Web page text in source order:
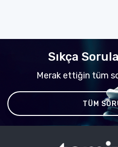
Sıkça
Merak ettiğin tüm
TÜM